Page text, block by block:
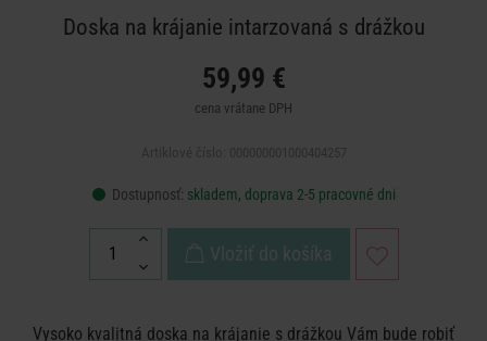
Doska na krájanie intarzovaná s drážkou
59,99 €
cena vrátane DPH
Dostupnosť: skladem, doprava 2-5 pracovné dni
Vložiť do košíka
Vysoko kvalitná doska na krájanie s drážkou Vám bude robiť